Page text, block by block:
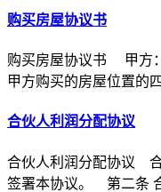
购买房屋协议书
购买房屋协议书 甲方
甲方购买的房屋位置的
合伙人利润分配协议
合伙人利润分配协议
签署本协议。 第二条